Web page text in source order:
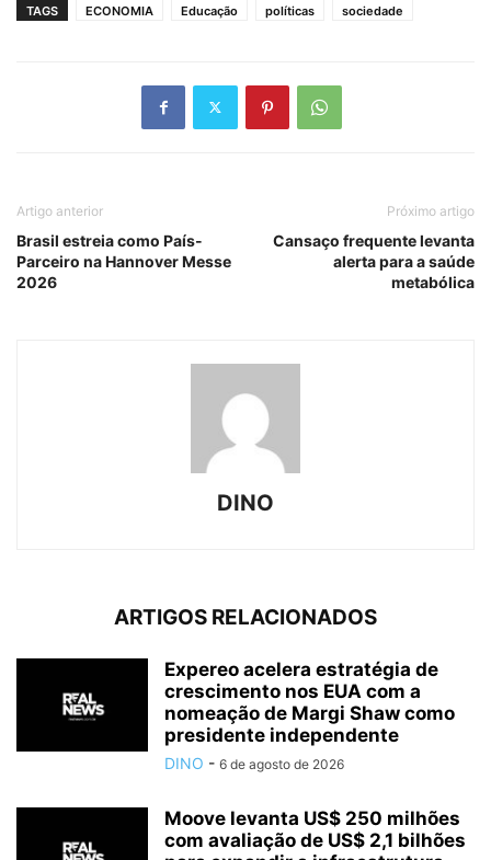
TAGS ECONOMIA Educação políticas sociedade
Artigo anterior
Brasil estreia como País-
Parceiro na Hannover Messe
2026
Próximo artigo
Cansaço frequente levanta
alerta para a saúde
metabólica
DINO
ARTIGOS RELACIONADOS
Expereo acelera estratégia de
crescimento nos EUA com a
nomeação de Margi Shaw como
presidente independente
DINO - 6 de agosto de 2026
Moove levanta US$ 250 milhões
com avaliação de US$ 2,1 bilhões